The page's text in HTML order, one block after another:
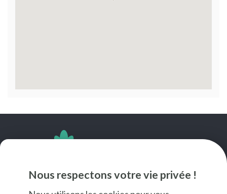
Nous respectons votre vie privée !